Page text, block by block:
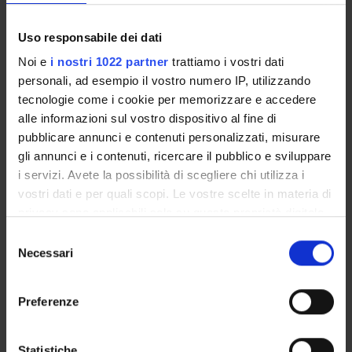
Uso responsabile dei dati
Noi e i nostri 1022 partner trattiamo i vostri dati
personali, ad esempio il vostro numero IP, utilizzando
tecnologie come i cookie per memorizzare e accedere
alle informazioni sul vostro dispositivo al fine di
pubblicare annunci e contenuti personalizzati, misurare
gli annunci e i contenuti, ricercare il pubblico e sviluppare
i servizi. Avete la possibilità di scegliere chi utilizza i
vostri dati e per quali scopi. Le vostre scelte in materia di
modificare o revocare il proprio consenso in qualsiasi
momento dalla Dichiarazione sui cookie o facendo clic
raccogliere informazioni sulla tua posizione
delNecessari
Preferenze
Sustainable Development Goals - SDGs
Questa iniziativa contribuisce al perseguimento degli
Obiettivi di Sviluppo Sostenibile dell'Agenda 2030
dell'ONU.
Maggiori informazioni su
www.univr.it/sostenibilita